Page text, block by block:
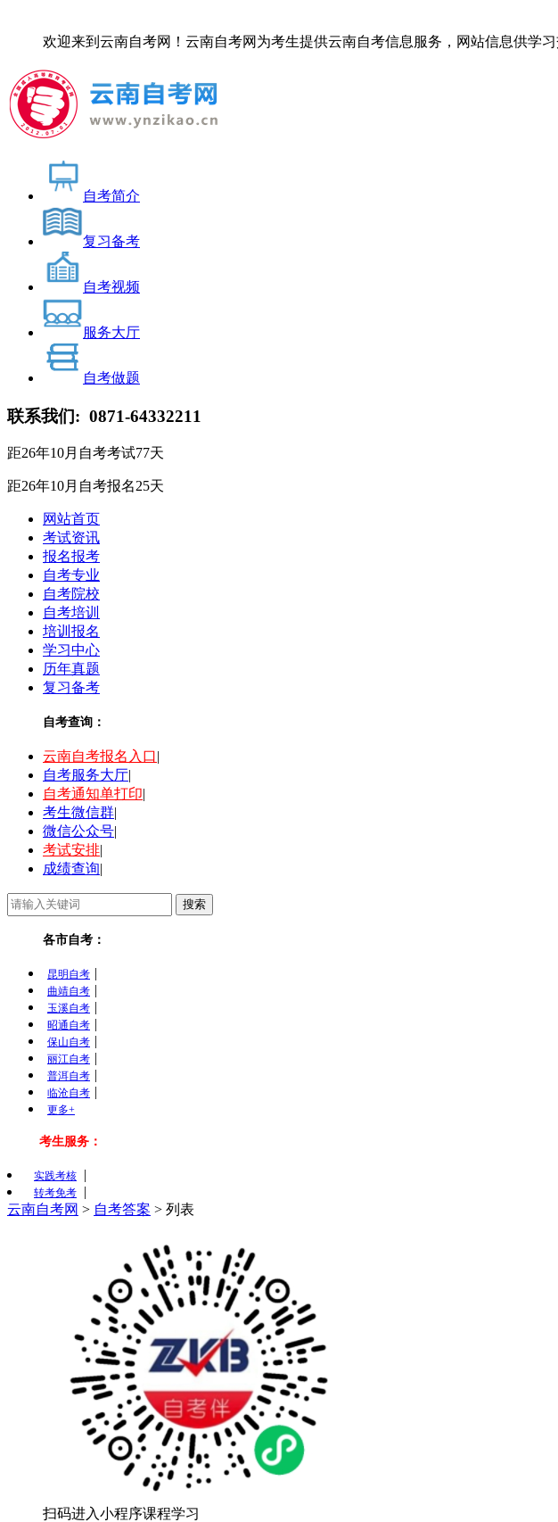
欢迎来到云南自考网！云南自考网为考生提供云南自考信息服务，网站信息供学
自考简介
复习备考
自考视频
服务大厅
自考做题
联系我们: 0871-64332211
距26年10月自考考试77天
距26年10月自考报名25天
网站首页
考试资讯
报名报考
自考专业
自考院校
自考培训
培训报名
学习中心
历年真题
复习备考
自考查询：
云南自考报名入口|
自考服务大厅|
自考通知单打印|
考生微信群|
微信公众号|
考试安排|
成绩查询|
各市自考：
昆明自考 |
曲靖自考 |
玉溪自考 |
昭通自考 |
保山自考 |
丽江自考 |
普洱自考 |
临沧自考 |
更多+
考生服务：
实践考核 |
转考免考
|
云南自考网 > 自考答案 > 列表
扫码进入小程序课程学习